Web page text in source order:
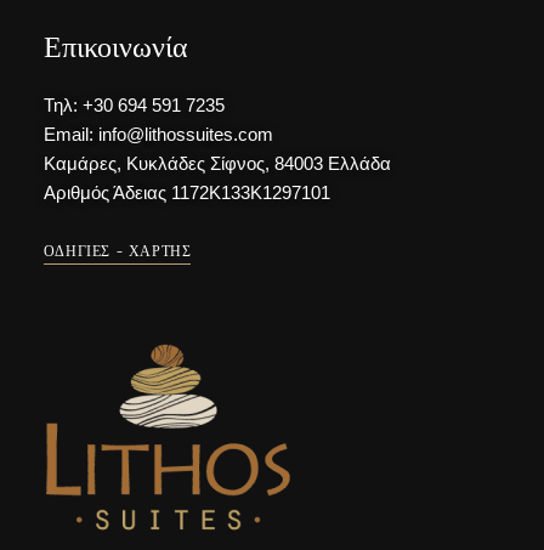
Επικοινωνία
Τηλ: +30 694 591 7235
Email: info@lithossuites.com
Καμάρες, Κυκλάδες Σίφνος, 84003 Ελλάδα
Αριθμός Άδειας 1172Κ133Κ1297101
ΟΔΗΓΊΕΣ - ΧΆΡΤΗΣ